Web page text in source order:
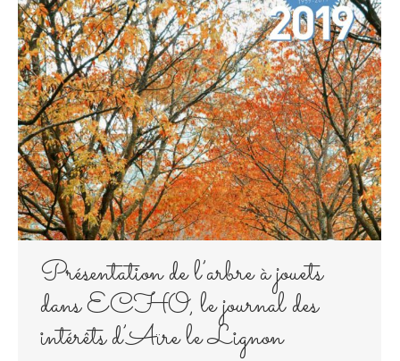
Présentation de l’arbre à jouets
dans ECHO, le journal des
intérêts d’Aïre le Lignon